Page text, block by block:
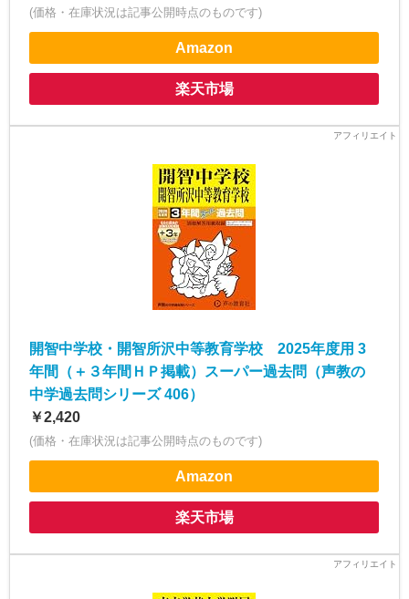
(価格・在庫状況は記事公開時点のものです)
Amazon
楽天市場
開智中学校・開智所沢中等教育学校 2025年度用 3
年間（＋３年間ＨＰ掲載）スーパー過去問（声教の
中学過去問シリーズ 406）
￥2,420
(価格・在庫状況は記事公開時点のものです)
Amazon
楽天市場